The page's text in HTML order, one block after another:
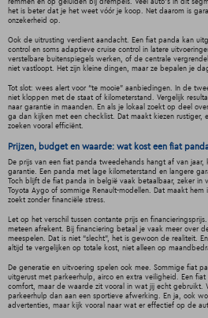
het is beter dat je het weet vóór je koop. Net daarom is
onzekerheid op.
Ook de uitrusting verdient aandacht. Een fiat panda kan
control en soms adaptieve cruise control in latere
verstelbare buitenspiegels werken, of de centrale
niet vastloopt. Het zijn kleine dingen, maar ze bepalen je
Tot slot: wees alert voor “te mooie” aanbiedingen. In de
niet kloppen met de staat of kilometerstand. Vergelijk
naar garantie in maanden. En als je lokaal zoekt op deel
ga dan kijken met een checklist. Dat maakt kiezen rustiger,
zoeken vooral efficiënt.
Prijzen, budget en waarde: wat kost een fiat
De prijs van een fiat panda tweedehands hangt af van
garantie. Een panda met lage kilometerstand en langere
Toch blijft de fiat panda in belgië vaak betaalbaar, zeker in
Toyota Aygo of sommige Renault-modellen. Dat maakt
zoekt zonder financiële stress.
Let op het verschil tussen contante prijs en
meteen afrekent. Bij financiering betaal je vaak meer over
meespelen. Dat is niet “slecht”, het is gewoon de realiteit.
altijd te vergelijken op totale kost, niet alleen op
De generatie en uitvoering spelen ook mee. Sommige fiat
uitgerust met parkeerhulp, airco en extra veiligheid. Een
comfort, maar de waarde zit vooral in wat jij echt gebruikt.
parkeerhulp dan aan een sportieve afwerking. En ja, ook
advertenties, maar kijk vooral naar wat er effectief op de